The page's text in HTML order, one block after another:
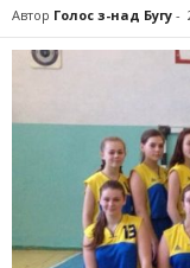
Автор Голос з-над Бугу -